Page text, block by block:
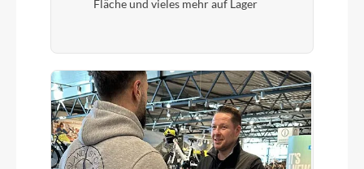
Sattel
Fizik Taiga Black
Gabel
Fox Rythm 32 Float 3 Pos /remote boost, 100mm
Fläche und vieles mehr auf Lager